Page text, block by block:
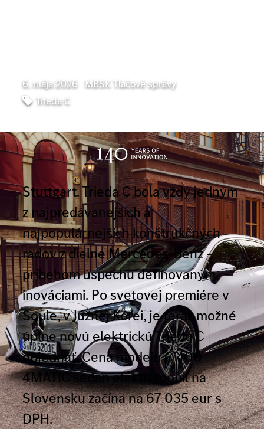
6. mája 2026 MBSK Tlačové správy
Trieda C
Stuttgart. Trieda C bola vždy jedným
z najpredávanejších a
najpopulárnejších konštrukčných
radov z dielne Mercedes-Benz –
príbehom úspechu definovaným
inováciami. Po svetovej premiére v
Soule, v Južnej Kórei, je teraz možné
úplne novú elektrickú Triedu C
objednať. Cena modelu C 400
4MATIC sedan elektromobil na
Slovensku začína na 67 035 eur s
DPH.